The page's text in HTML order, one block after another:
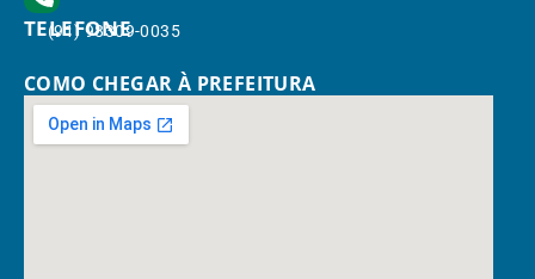
TELEFONE
(91) 98309-0035
COMO CHEGAR À PREFEITURA